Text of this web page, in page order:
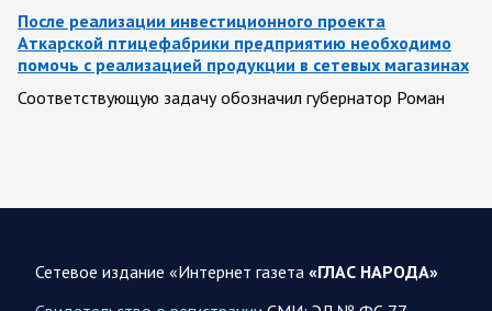
После реализации инвестиционного проекта
Аткарской птицефабрики предприятию необходимо
помочь с реализацией продукции в сетевых магазинах
Соответствующую задачу обозначил губернатор Роман
На Кумысной поляне Саратове проводится
дератизация
Сетевое издание «Интернет газета «ГЛАС НАРОДА»